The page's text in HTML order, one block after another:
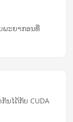
ບພະຍາກອນທີ່
ກັນໄດ້ກັບ CUDA